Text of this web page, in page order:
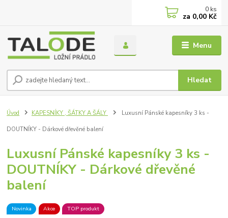
Menu
Hledat
0 ks
za 0,00 Kč
Úvod KAPESNÍKY , ŠÁTKY A ŠÁLY Luxusní Pánské kapesníky 3 ks -
DOUTNÍKY - Dárkové dřevěné balení
Luxusní Pánské kapesníky 3 ks -
DOUTNÍKY - Dárkové dřevěné
balení
Novinka Akce TOP produkt